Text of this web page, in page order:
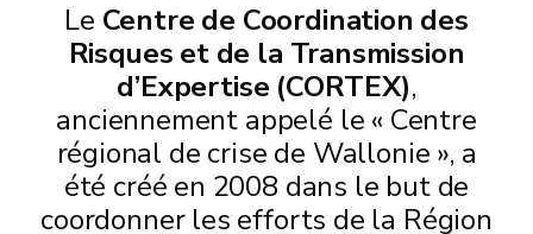
Le Centre de Coordination des
Risques et de la Transmission
d’Expertise (CORTEX),
anciennement appelé le « Centre
régional de crise de Wallonie », a
été créé en 2008 dans le but de
coordonner les efforts de la Région